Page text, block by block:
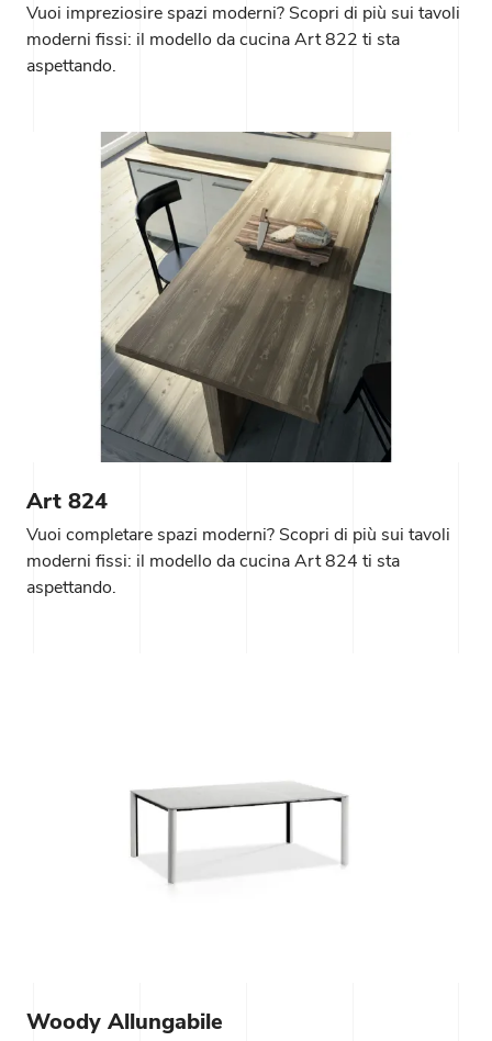
Vuoi impreziosire spazi moderni? Scopri di più sui tavoli
moderni fissi: il modello da cucina Art 822 ti sta
aspettando.
Art 824
Vuoi completare spazi moderni? Scopri di più sui tavoli
moderni fissi: il modello da cucina Art 824 ti sta
aspettando.
Woody Allungabile